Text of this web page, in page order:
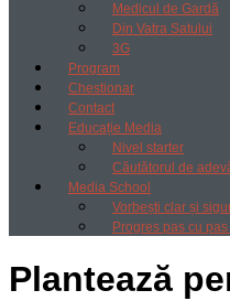
Medicul de Gardă
Din Vatra Satului
3G
Program
Chestionar
Contact
Educație Media
Nivel starter
Căutătorul de
Media School
Vorbești clar și
Progres pas cu
Plantează